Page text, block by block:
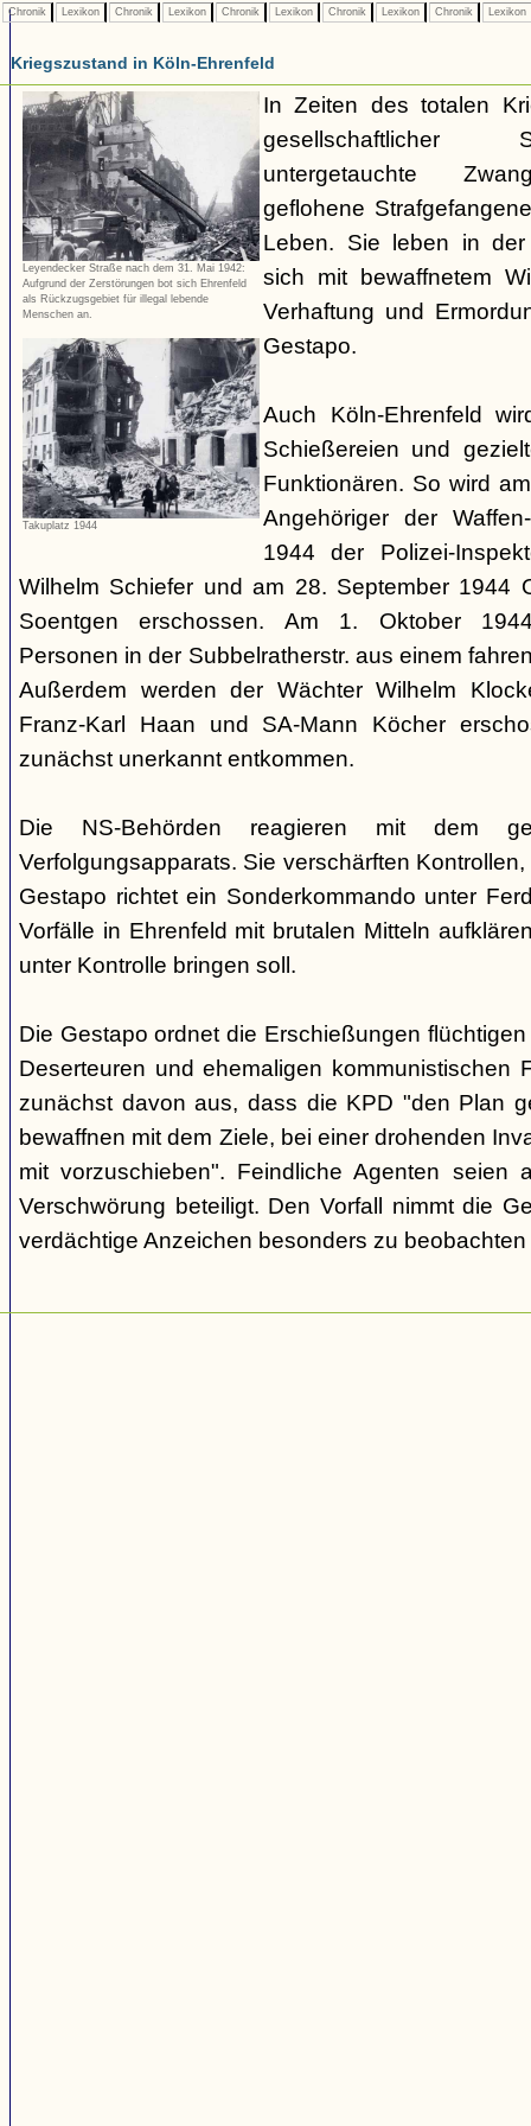
Chronik Lexikon Chronik Lexikon Chronik Lexikon Chronik Lexikon Chronik Lexikon
Kriegszustand in Köln-Ehrenfeld
Leyendecker Straße nach dem 31. Mai 1942:
Aufgrund der Zerstörungen bot sich Ehrenfeld
als Rückzugsgebiet für illegal lebende
Menschen an.
Takuplatz 1944
In Zeiten des totalen
gesellschaftlicher
untergetauchte
geflohene
Leben. Sie leben in
sich mit bewaffnetem
Verhaftung und
Gestapo.
Auch Köln-Ehrenfeld
Schießereien und
Funktionären. So wird
Angehöriger der
1944 der Polizei-
Wilhelm Schiefer und am 28. September 1944
Soentgen erschossen. Am 1. Oktober
Personen in der Subbelratherstr. aus einem
Außerdem werden der Wächter Wilhelm
Franz-Karl Haan und SA-Mann Köcher
zunächst unerkannt entkommen.
Die NS-Behörden reagieren mit dem
Verfolgungsapparats. Sie verschärften
Gestapo richtet ein Sonderkommando unter
Vorfälle in Ehrenfeld mit brutalen Mitteln
unter Kontrolle bringen soll.
Die Gestapo ordnet die Erschießungen
Deserteuren und ehemaligen kommunistischen
zunächst davon aus, dass die KPD "den Plan
bewaffnen mit dem Ziele, bei einer drohenden
mit vorzuschieben". Feindliche Agenten seien
Verschwörung beteiligt. Den Vorfall nimmt die
verdächtige Anzeichen besonders zu